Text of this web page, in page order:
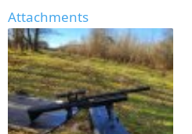
Attachments